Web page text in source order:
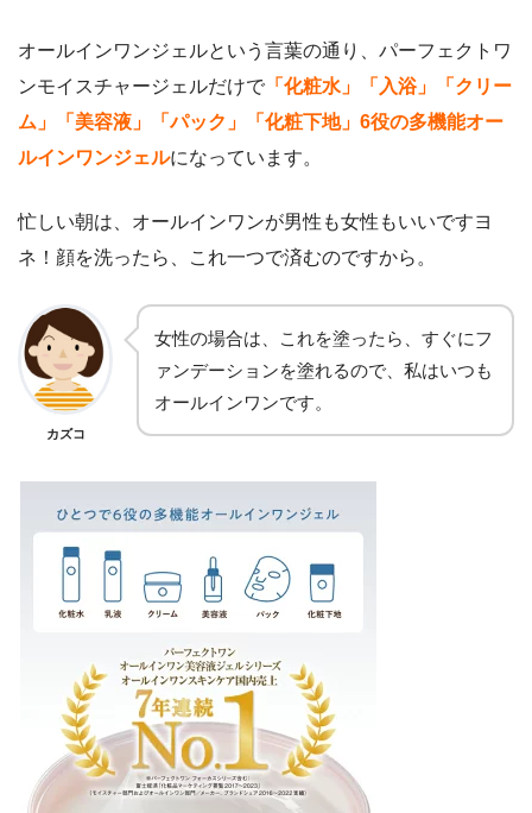
オールインワンジェルという言葉の通り、パーフェクトワ
ンモイスチャージェルだけで 「化粧水」「入浴」「クリー
ム」「美容液」「パック」「化粧下地」6役の多機能オー
ルインワンジェルになっています。
忙しい朝は、オールインワンが男性も女性もいいですヨ
ネ！顔を洗ったら、これ一つで済むのですから。
カズコ
女性の場合は、これを塗ったら、すぐにフ
ァンデーションを塗れるので、私はいつも
オールインワンです。